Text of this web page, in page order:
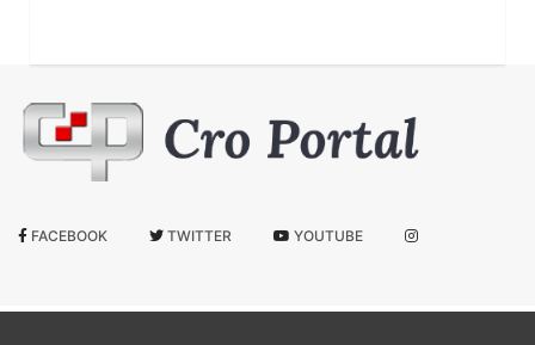
FACEBOOK TWITTER YOUTUBE